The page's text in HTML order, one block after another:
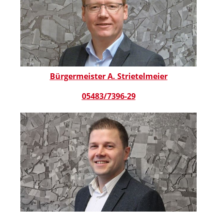
Bürgermeister A. Strietelmeier
05483/7396-29